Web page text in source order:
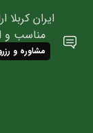
ایران
مناسب و
مشاوره و